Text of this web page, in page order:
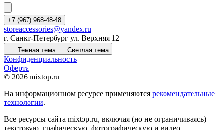
+7 (967) 968-48-48
storeaccessories@yandex.ru
г. Санкт-Петербург ул. Верхняя 12
Темная тема Светлая тема
Конфиденциальность
Оферта
© 2026 mixtop.ru
На информационном ресурсе применяются рекомендательные
технологии.
Все ресурсы сайта mixtop.ru, включая (но не ограничиваясь)
текстовую, графическую, фотографическую и видео